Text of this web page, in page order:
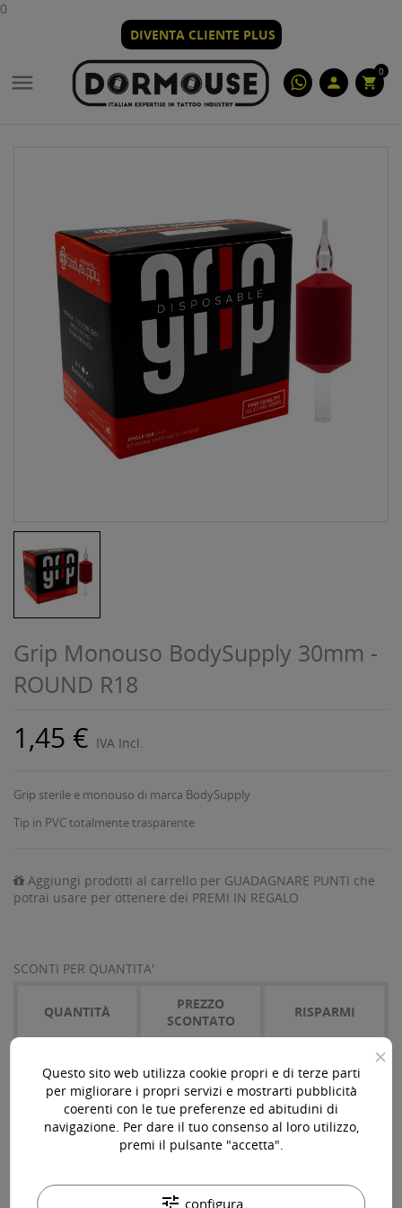
0
DIVENTA CLIENTE PLUS
 person shopping_cart
0
Grip Monouso BodySupply 30mm -
ROUND R18
1,45 € IVA Incl.
Grip sterile e monouso di marca BodySupply
Tip in PVC totalmente trasparente
Aggiungi prodotti al carrello per GUADAGNARE PUNTI che
potrai usare per ottenere dei PREMI IN REGALO
SCONTI PER QUANTITA'
QUANTITÀ
PREZZO
SCONTATO
RISPARMI
AGGIUNGI AL CARRELLO 
×
Questo sito web utilizza cookie propri e di terze parti
per migliorare i propri servizi e mostrarti pubblicità
coerenti con le tue preferenze ed abitudini di
navigazione. Per dare il tuo consenso al loro utilizzo,
premi il pulsante "accetta".
tune configura